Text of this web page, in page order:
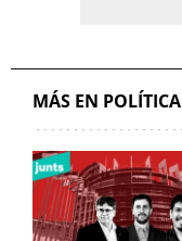
MÁS EN POLÍTICA